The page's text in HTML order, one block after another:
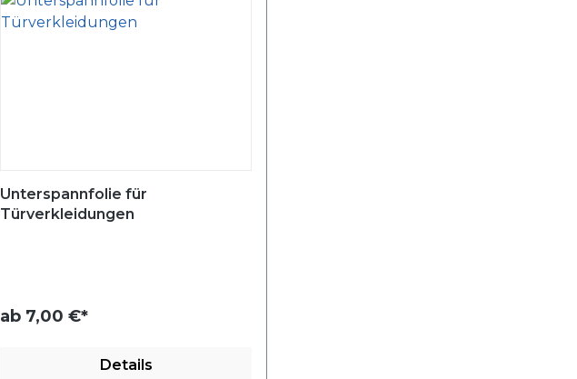
Unterspannfolie für
Türverkleidungen
ab 7,00 €*
Details